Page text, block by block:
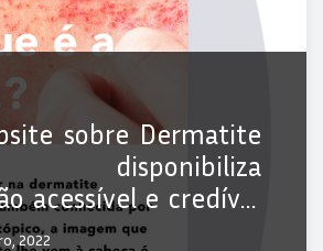
sobre Dermatite
disponibiliza
acessível e credível
2022